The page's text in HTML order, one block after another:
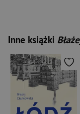
Inne książki